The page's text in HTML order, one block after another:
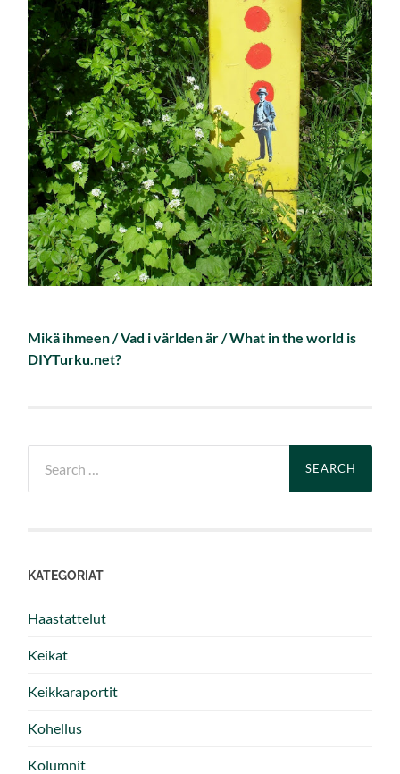
Mikä ihmeen / Vad i världen är / What in the world is
DIYTurku.net?
for:
KATEGORIAT
Haastattelut
Keikat
Keikkaraportit
Kohellus
Kolumnit